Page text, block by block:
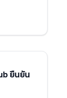
ยืนยัน